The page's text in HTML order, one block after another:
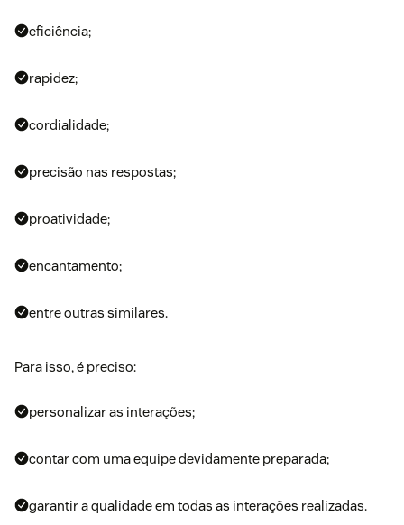
eficiência;
rapidez;
cordialidade;
precisão nas respostas;
proatividade;
encantamento;
entre outras similares.
Para isso, é preciso:
personalizar as interações;
contar com uma equipe devidamente preparada;
garantir a qualidade em todas as interações realizadas.